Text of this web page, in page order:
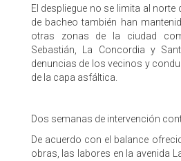
El despliegue no se limita al norte
de bacheo también han
otras zonas de la ciudad
Sebastián, La Concordia y
denuncias de los vecinos y
de la capa asfáltica.
Dos semanas de intervención
De acuerdo con el balance
obras, las labores en la avenida